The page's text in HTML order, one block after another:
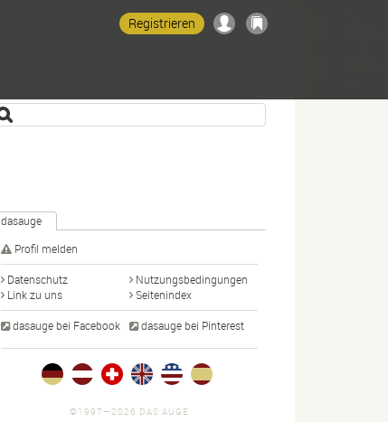
Registrieren
dasauge
Profil melden
Datenschutz
Nutzungsbedingungen
Link zu uns
Seitenindex
dasauge bei Facebook dasauge bei Pinterest
©1997—2026 DAS AUGE